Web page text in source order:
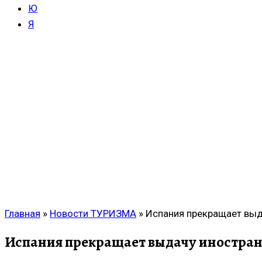
Ю
Я
Главная » Новости ТУРИЗМА » Испания прекращает
Испания прекращает выдачу